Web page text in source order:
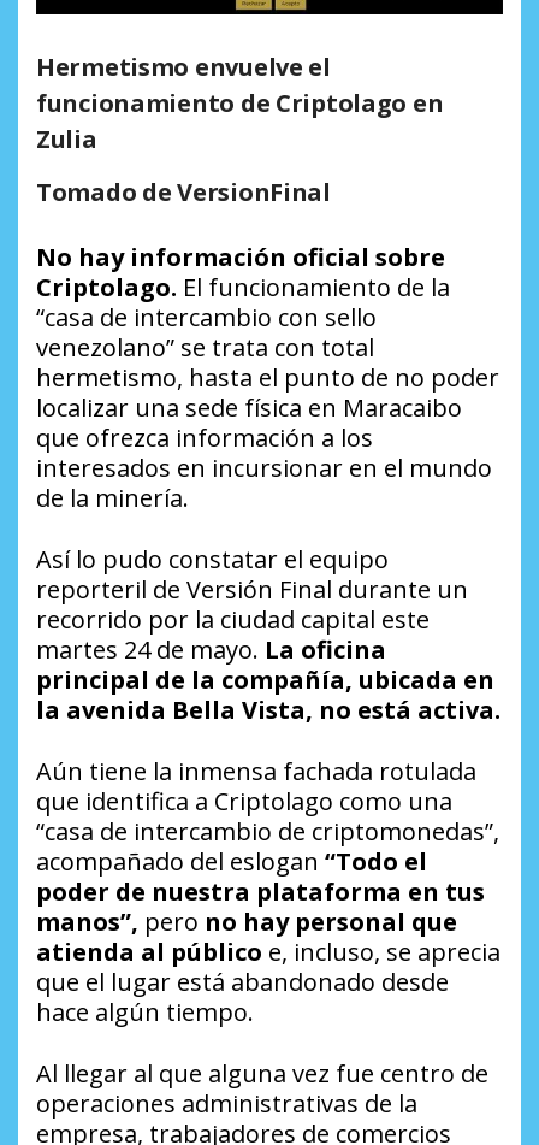
Hermetismo envuelve el
funcionamiento de Criptolago en
Zulia
Tomado de VersionFinal
No hay información oficial sobre
Criptolago. El funcionamiento de la
“casa de intercambio con sello
venezolano” se trata con total
hermetismo, hasta el punto de no poder
localizar una sede física en Maracaibo
que ofrezca información a los
interesados en incursionar en el mundo
de la minería.
Así lo pudo constatar el equipo
reporteril de Versión Final durante un
recorrido por la ciudad capital este
martes 24 de mayo. La oficina
principal de la compañía, ubicada en
la avenida Bella Vista, no está activa.
Aún tiene la inmensa fachada rotulada
que identifica a Criptolago como una
“casa de intercambio de criptomonedas”,
acompañado del eslogan “Todo el
poder de nuestra plataforma en tus
manos”, pero no hay personal que
atienda al público e, incluso, se aprecia
que el lugar está abandonado desde
hace algún tiempo.
Al llegar al que alguna vez fue centro de
operaciones administrativas de la
empresa, trabajadores de comercios